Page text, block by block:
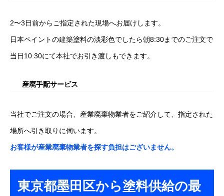
2〜3日前からご指定された現場へお届けします。
日本ペイントの建築塗料の淡彩色でしたら朝8:30までのご注文で
当日10:30にて本社でお引き渡しもできます。
産廃手配サービス
当社でご注文の場合、産業廃棄物業者をご紹介して、指定された
場所へ引き取りに伺います。
お客様が産業廃棄物業者を探す負担はございません。
東京都墨田区から塗料供給の最